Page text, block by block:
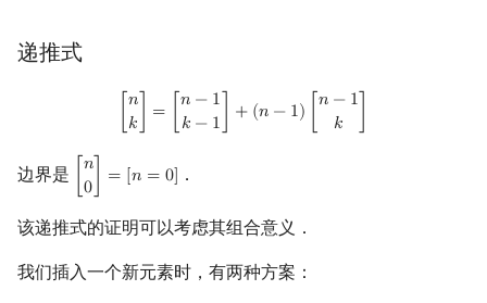
递推式
𝑛
𝑘
= 𝑛 − 1
𝑘 − 1 + (𝑛 − 1) 𝑛 − 1
𝑘
=[ n− 1k +( )[ n 1k ]
边界是
𝑛
0
= [𝑛 = 0]
n0 =[n =0 ] ．
该递推式的证明可以考虑其组合意义．
我们插入一个新元素时，有两种方案：